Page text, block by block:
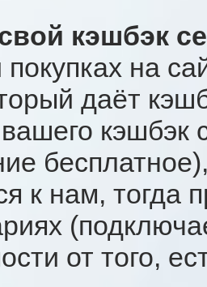
кэшбэк
на
даёт
кэшбэк
к нам, тогда
от того,